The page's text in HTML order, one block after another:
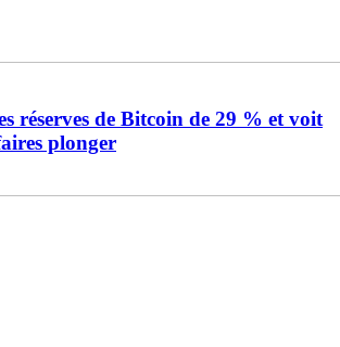
réserves de Bitcoin de 29 % et voit
plonger